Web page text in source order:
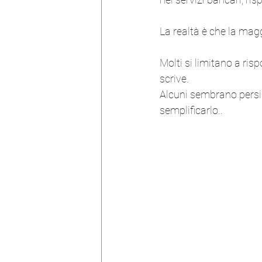
La realtà è che la
Molti si limitano a
scrive.
Alcuni sembrano
semplificarlo.